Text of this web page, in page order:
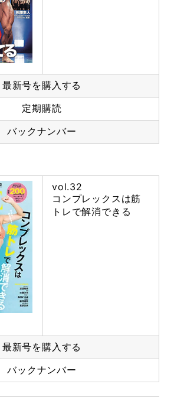
最新号を購入する
定期購読
バックナンバー
vol.32
コンプレックスは筋
トレで解消できる
最新号を購入する
バックナンバー